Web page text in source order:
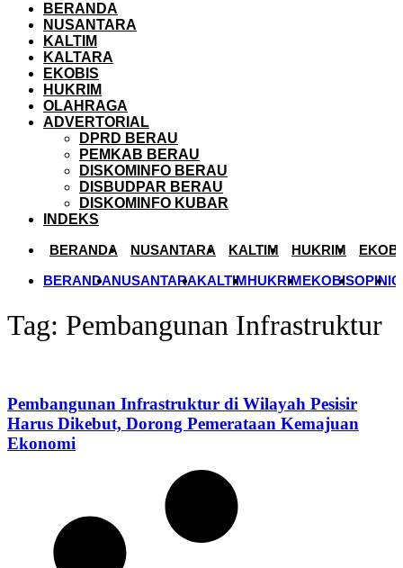
BERANDA
NUSANTARA
KALTIM
KALTARA
EKOBIS
HUKRIM
OLAHRAGA
ADVERTORIAL
DPRD BERAU
PEMKAB BERAU
DISKOMINFO BERAU
DISBUDPAR BERAU
DISKOMINFO KUBAR
INDEKS
BERANDA
NUSANTARA KALTIM HUKRIM
BERANDANUSANTARAKALTIMHUKRIMEKOBISOPINI
Tag: Pembangunan Infrastruktur
Pembangunan Infrastruktur di Wilayah Pesisir
Harus Dikebut, Dorong Pemerataan Kemajuan
Ekonomi